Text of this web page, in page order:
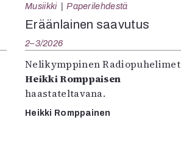
Musiikki Paperilehdestä
Eräänlainen saavutus
2–3/2026
Nelikymppinen Radiopuhelimet
Heikki Romppaisen
haastateltavana.
Heikki Romppainen